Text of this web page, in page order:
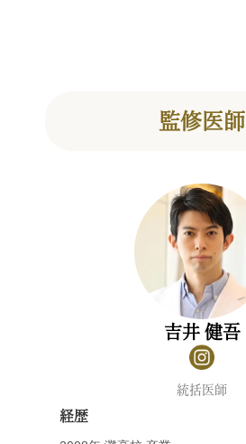
監修医師
吉井 健吾
統括医師
経歴